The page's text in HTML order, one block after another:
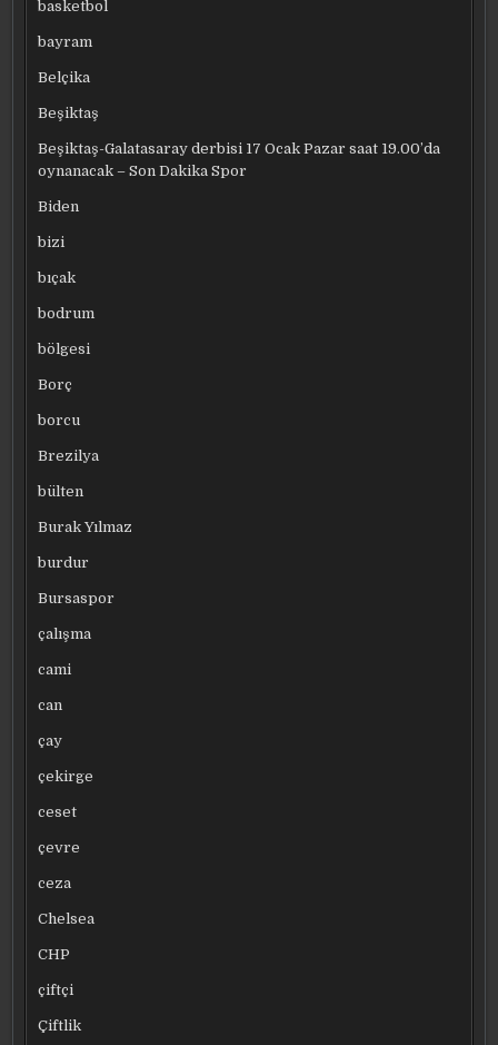
basketbol
bayram
Belçika
Beşiktaş
Beşiktaş-Galatasaray derbisi 17 Ocak Pazar saat 19.00’da
oynanacak – Son Dakika Spor
Biden
bizi
bıçak
bodrum
bölgesi
Borç
borcu
Brezilya
bülten
Burak Yılmaz
burdur
Bursaspor
çalışma
cami
can
çay
çekirge
ceset
çevre
ceza
Chelsea
CHP
çiftçi
Çiftlik